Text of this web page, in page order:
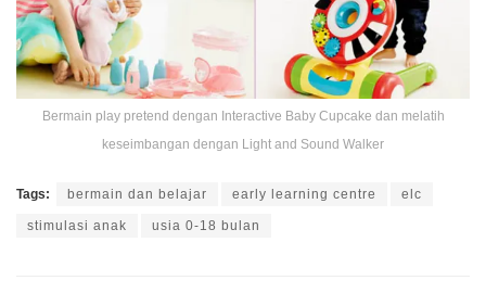
Bermain play pretend dengan Interactive Baby Cupcake dan melatih
keseimbangan dengan Light and Sound Walker
Tags: bermain dan belajar early learning centre elc
stimulasi anak usia 0-18 bulan